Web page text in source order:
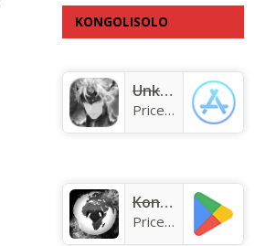
KONGOLISOLO
Unknown app
Price:Free
KongoLisolo
Price:Free